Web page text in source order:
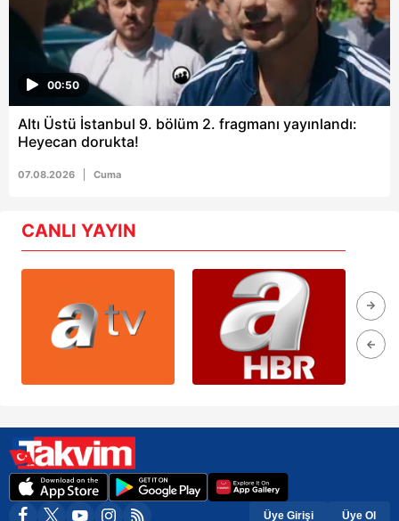
00:50
Altı Üstü İstanbul 9. bölüm 2. fragmanı yayınlandı:
Heyecan dorukta!
07.08.2026 Cuma
CANLI YAYIN
Üye Girişi Üye Ol